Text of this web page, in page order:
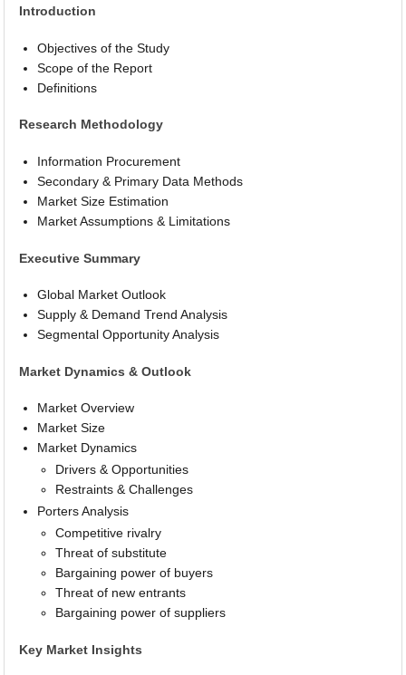
Introduction
Objectives of the Study
Scope of the Report
Definitions
Research Methodology
Information Procurement
Secondary & Primary Data Methods
Market Size Estimation
Market Assumptions & Limitations
Executive Summary
Global Market Outlook
Supply & Demand Trend Analysis
Segmental Opportunity Analysis
Market Dynamics & Outlook
Market Overview
Market Size
Market Dynamics
Drivers & Opportunities
Restraints & Challenges
Porters Analysis
Competitive rivalry
Threat of substitute
Bargaining power of buyers
Threat of new entrants
Bargaining power of suppliers
Key Market Insights